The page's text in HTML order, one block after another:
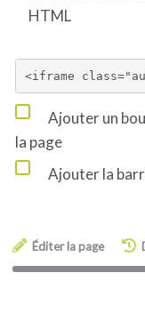
HTML
Ajouter un
la page
Ajouter la
Éditer la page